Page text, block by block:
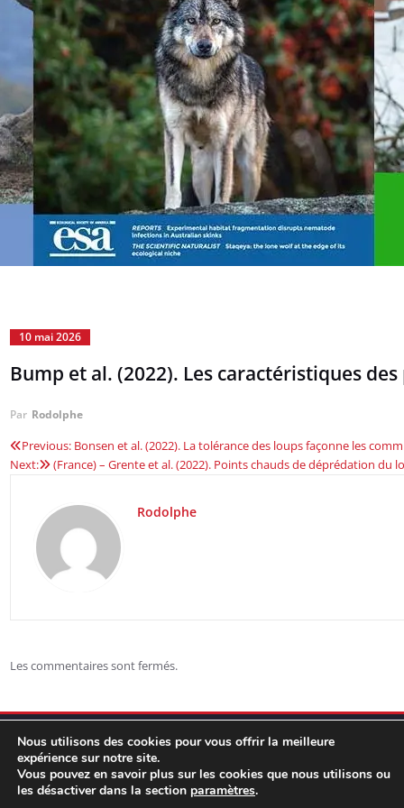
10 mai 2026
Bump et al. (2022). Les caractéristiques
Par Rodolphe
Navigation
l’article
Previous: Bonsen et al. (2022). La tolérance des loups façonne les
Next:
(France) – Grente et al. (2022). Points chauds de déprédation
Rodolphe
Les commentaires sont fermés.
Nous utilisons des cookies pour vous offrir la meilleure
expérience sur notre site.
Vous pouvez en savoir plus sur les cookies que nous utilisons ou
les désactiver dans la section paramètres.